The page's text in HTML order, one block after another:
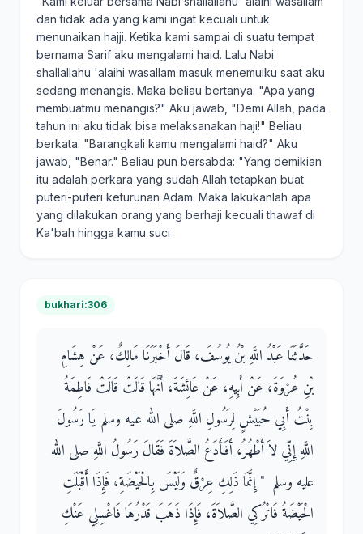
dan tidak ada yang kami ingat kecuali untuk
menunaikan hajji. Ketika kami sampai di suatu tempat
bernama Sarif aku mengalami haid. Lalu Nabi
shallallahu 'alaihi wasallam masuk menemuiku saat aku
sedang menangis. Maka beliau bertanya: "Apa yang
membuatmu menangis?" Aku jawab, "Demi Allah, pada
tahun ini aku tidak bisa melaksanakan haji!" Beliau
berkata: "Barangkali kamu mengalami haid?" Aku
jawab, "Benar." Beliau pun bersabda: "Yang demikian
itu adalah perkara yang sudah Allah tetapkan buat
puteri-puteri keturunan Adam. Maka lakukanlah apa
yang dilakukan orang yang berhaji kecuali thawaf di
Ka'bah hingga kamu suci
bukhari:306
حَدَّثَنَا عَبْدُ اللَّهِ بْنُ يُوسُفَ، قَالَ أَخْبَرَنَا مَالِكٌ، عَنْ هِشَامِ
بْنِ عُرْوَةَ، عَنْ أَبِيهِ، عَنْ عَائِشَةَ، أَنَّهَا قَالَتْ قَالَتْ فَاطِمَةُ
بِنْتُ أَبِي حُبَيْشٍ لِرَسُولِ اللَّهِ صلى الله عليه وسلم يَا رَسُولَ
اللَّهِ إِنِّي لاَ أَطْهُرُ، أَفَأَدَعُ الصَّلاَةَ فَقَالَ رَسُولُ اللَّهِ صلى الله
عليه وسلم ‏ "‏ إِنَّمَا ذَلِكِ عِرْقٌ وَلَيْسَ بِالْحَيْضَةِ، فَإِذَا أَقْبَلَتِ
الْحَيْضَةُ فَاتْرُكِي الصَّلاَةَ، فَإِذَا ذَهَبَ قَدْرُهَا فَاغْسِلِي عَنْكِ